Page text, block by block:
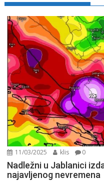
11/03/2025 klis 0
Nadležni u Jablanici
najavljenog nevremena